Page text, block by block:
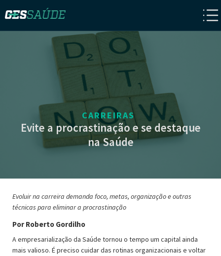
CARREIRAS
Evite a procrastinação e se destaque
na Saúde
Evoluir na carreira demanda foco, metas, organização e outras
técnicas para eliminar a procrastinação
Por Roberto Gordilho
A empresarialização da Saúde tornou o tempo um capital ainda
mais valioso. É preciso cuidar das rotinas organizacionais e voltar